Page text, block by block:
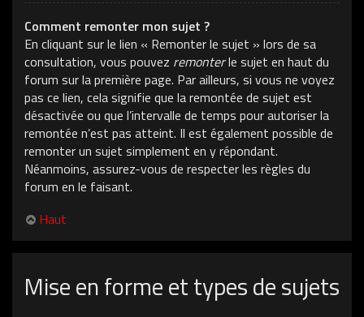
Comment remonter mon sujet ?
En cliquant sur le lien « Remonter le sujet » lors de sa
consultation, vous pouvez remonterle sujet en haut du
forum sur la première page. Par ailleurs, si vous ne voyez
pas ce lien, cela signifie que la remontée de sujet est
désactivée ou que l’intervalle de temps pour autoriser la
remontée n’est pas atteint. Il est également possible de
remonter un sujet simplement en y répondant.
Néanmoins, assurez-vous de respecter les règles du
forum en le faisant.
Haut
Mise en forme et types de sujets